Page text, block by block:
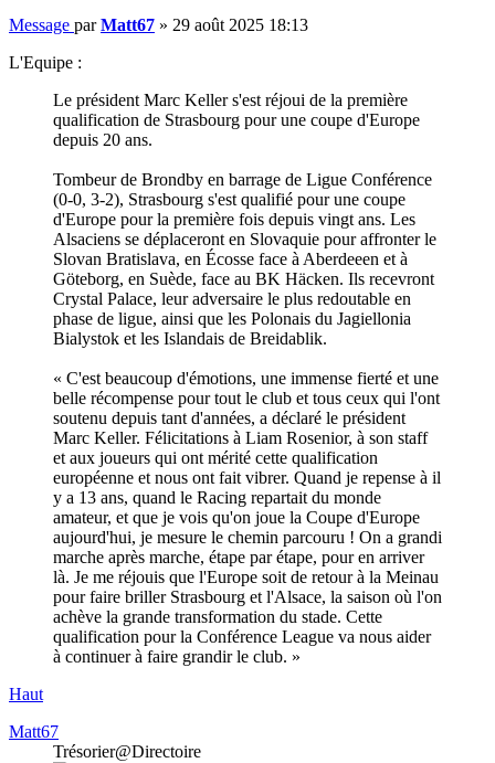
Message parMatt67 » 29 août 2025 18:13
L'Equipe :
Le président Marc Keller s'est réjoui de la première
qualification de Strasbourg pour une coupe d'Europe
depuis 20 ans.
Tombeur de Brondby en barrage de Ligue Conférence
(0-0, 3-2), Strasbourg s'est qualifié pour une coupe
d'Europe pour la première fois depuis vingt ans. Les
Alsaciens se déplaceront en Slovaquie pour affronter le
Slovan Bratislava, en Écosse face à Aberdeeen et à
Göteborg, en Suède, face au BK Häcken. Ils recevront
Crystal Palace, leur adversaire le plus redoutable en
phase de ligue, ainsi que les Polonais du Jagiellonia
Bialystok et les Islandais de Breidablik.
« C'est beaucoup d'émotions, une immense fierté et une
belle récompense pour tout le club et tous ceux qui l'ont
soutenu depuis tant d'années, a déclaré le président
Marc Keller. Félicitations à Liam Rosenior, à son staff
et aux joueurs qui ont mérité cette qualification
européenne et nous ont fait vibrer. Quand je repense à il
y a 13 ans, quand le Racing repartait du monde
amateur, et que je vois qu'on joue la Coupe d'Europe
aujourd'hui, je mesure le chemin parcouru ! On a grandi
marche après marche, étape par étape, pour en arriver
là. Je me réjouis que l'Europe soit de retour à la Meinau
pour faire briller Strasbourg et l'Alsace, la saison où l'on
achève la grande transformation du stade. Cette
qualification pour la Conférence League va nous aider
à continuer à faire grandir le club. »
Haut
Matt67
Trésorier@Directoire